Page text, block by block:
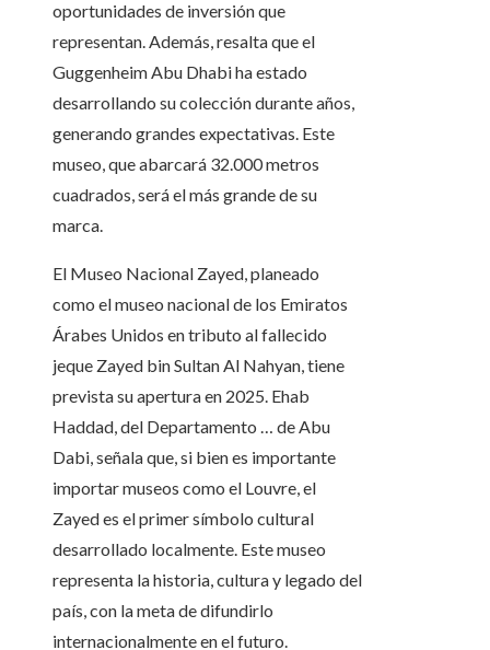
oportunidades de inversión que
representan. Además, resalta que el
Guggenheim Abu Dhabi ha estado
desarrollando su colección durante años,
generando grandes expectativas. Este
museo, que abarcará 32.000 metros
cuadrados, será el más grande de su
marca.
El Museo Nacional Zayed, planeado
como el museo nacional de los Emiratos
Árabes Unidos en tributo al fallecido
jeque Zayed bin Sultan Al Nahyan, tiene
prevista su apertura en 2025. Ehab
Haddad, del Departamento … de Abu
Dabi, señala que, si bien es importante
importar museos como el Louvre, el
Zayed es el primer símbolo cultural
desarrollado localmente. Este museo
representa la historia, cultura y legado del
país, con la meta de difundirlo
internacionalmente en el futuro.